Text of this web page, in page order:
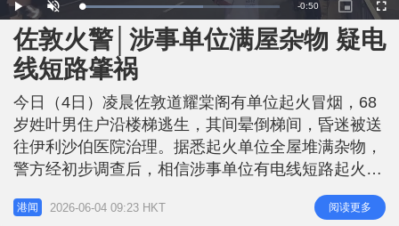
P
l
a
y
U
n
m
u
t
L
o
a
d
e
d
6
1
%
R
e
i
n
i
-0:50
P
i
c
t
u
r
P
i
c
t
u
r
e
F
u
s
佐敦火警│涉事单位满屋杂物 疑电
线短路肇祸
今日（4日）凌晨佐敦道耀棠阁有单位起火冒烟，68
岁姓叶男住户沿楼梯逃生，其间晕倒梯间，昏迷被送
往伊利沙伯医院治理。据悉起火单位全屋堆满杂物，
警方经初步调查后，相信涉事单位有电线短路起火，
案件没有可疑。 事发于今日凌晨4时36分，现场是佐
敦道12号耀棠阁，警方及消防接获住户报案，指上址
港闻 2026-06-04 09:23 HKT 阅读更多